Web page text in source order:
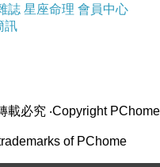
升級 ◆特惠價再送
誌 星座命理 會員中心
訊
載必究 ‧Copyright PChome
of PChome